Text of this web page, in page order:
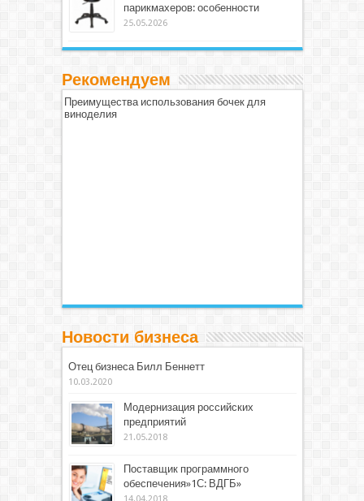
парикмахеров: особенности
25.05.2026
Рекомендуем
Преимущества использования бочек для
виноделия
Новости бизнеса
Отец бизнеса Билл Беннетт
10.03.2020
Модернизация российских
предприятий
21.05.2018
Поставщик программного
обеспечения»1С: ВДГБ»